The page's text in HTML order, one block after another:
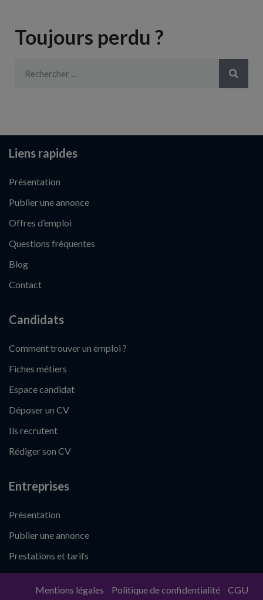
Toujours perdu ?
Liens rapides
Présentation
Publier une annonce
Offres d’emploi
Questions fréquentes
Blog
Contact
Candidats
Comment trouver un emploi ?
Fiches métiers
Espace candidat
Déposer un CV
Ils recrutent
Rédiger son CV
Entreprises
Présentation
Publier une annonce
Prestations et tarifs
Mentions légales Politique de confidentialité CGU